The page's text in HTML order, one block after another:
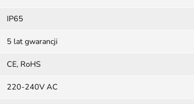
IP65
5 lat gwarancji
CE, RoHS
220-240V AC